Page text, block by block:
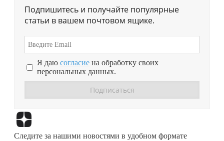
Подпишитесь и получайте популярные
статьи в вашем почтовом ящике.
Я даю согласие на обработку своих
персональных данных.
Следите за нашими новостями в удобном формате